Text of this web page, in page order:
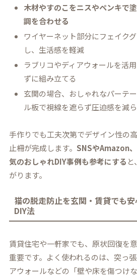
木材やすのこをニスやペンキで
調を合わせる
ワイヤーネット部分にフェイク
し、生活感を軽減
ラブリコやディアウォールを活
ずに組み立てる
玄関の場合、おしゃれなパーテ
ル板で視線を遮らず圧迫感を減
手作りでも工夫次第でデザイン性の
止柵が完成します。SNSやAmazon
気のおしゃれDIY事例も参考にする
がります。
猫の脱走防止を玄関・賃貸でも
DIY法
賃貸住宅や一軒家でも、原状回復を
重要です。よく使われるのは、突っ
アウォールなどの「壁や床を傷つけ